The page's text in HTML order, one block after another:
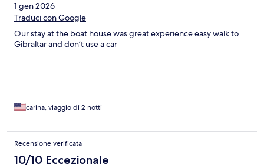
1 gen 2026
Traduci con Google
Our stay at the boat house was great experience easy walk to
Gibraltar and don’t use a car
carina, viaggio di 2 notti
Recensione verificata
10/10 Eccezionale